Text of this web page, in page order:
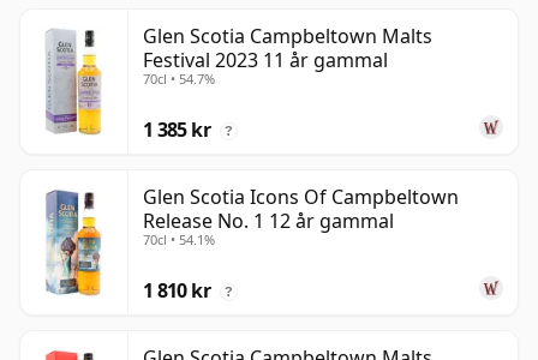
Glen Scotia Campbeltown Malts
Festival 2023 11 år gammal
70cl • 54.7%
1 385 kr ?
Glen Scotia Icons Of Campbeltown
Release No. 1 12 år gammal
70cl • 54.1%
1 810 kr ?